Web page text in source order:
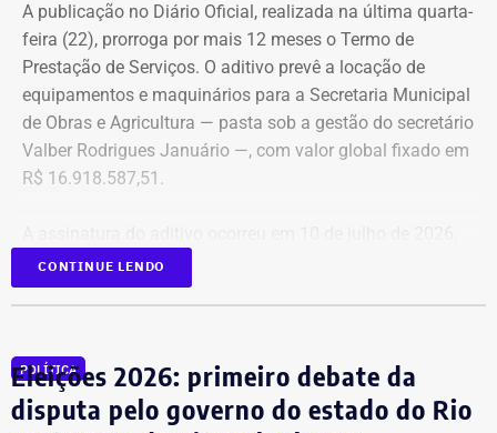
contrato foi firmado com a empresa Rei dos Blindados
Locação de Veículos Ltda. e prevê a locação de quatro
SUVs zero quilômetro, com blindagem nível III-A, sem
motorista e sem fornecimento de combustível.
Cada automóvel custará R$ 8.977,78 por mês,
COM FÁBIO MARTINS
A publicação no Diário Oficial, realizada na última quarta-
feira (22), prorroga por mais 12 meses o Termo de
Prestação de Serviços. O aditivo prevê a locação de
equipamentos e maquinários para a Secretaria Municipal
de Obras e Agricultura — pasta sob a gestão do secretário
Valber Rodrigues Januário —, com valor global fixado em
R$ 16.918.587,51.
garantindo a continuidade da prestação de serviços com
a emissão de uma nota de empenho parcial inicial no
TCE diz que falhas em outro contrato
CONTINUE LENDO
POLÍTICA
Eleições 2026: primeiro debate da
disputa pelo governo do estado do Rio